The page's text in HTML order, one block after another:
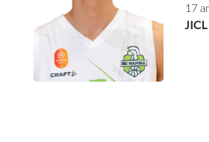
17
JICL